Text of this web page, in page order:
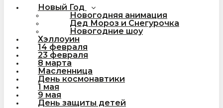
Новый Год
Новогодняя анимация
Дед Мороз и Снегурочка
Новогодние шоу
Хэллоуин
14 февраля
23 февраля
8 марта
Масленница
День космонавтики
1 мая
9 мая
День защиты детей